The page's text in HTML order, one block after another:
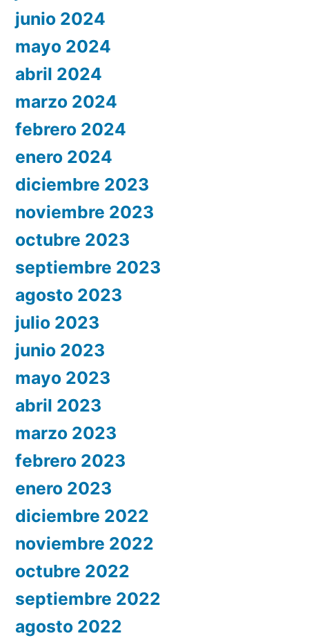
junio 2024
mayo 2024
abril 2024
marzo 2024
febrero 2024
enero 2024
diciembre 2023
noviembre 2023
octubre 2023
septiembre 2023
agosto 2023
julio 2023
junio 2023
mayo 2023
abril 2023
marzo 2023
febrero 2023
enero 2023
diciembre 2022
noviembre 2022
octubre 2022
septiembre 2022
agosto 2022